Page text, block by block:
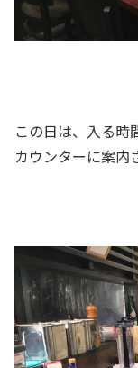
この日は、入る時
カウンターに案内